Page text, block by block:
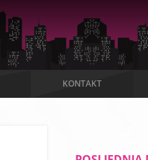
KONTAKT